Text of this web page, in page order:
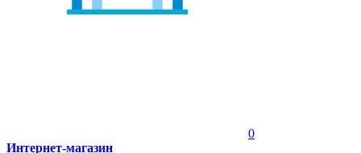
0
Интернет-магазин